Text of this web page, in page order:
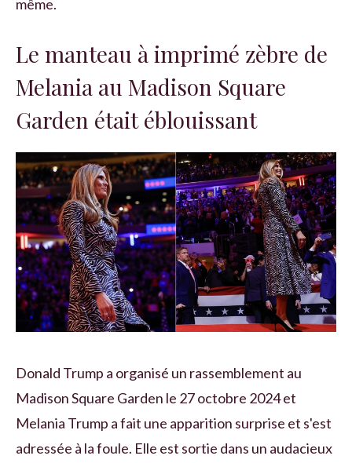
même.
Le manteau à imprimé zèbre de
Melania au Madison Square
Garden était éblouissant
Donald Trump a organisé un rassemblement au
Madison Square Garden le 27 octobre 2024 et
Melania Trump a fait une apparition surprise et s'est
adressée à la foule. Elle est sortie dans un audacieux